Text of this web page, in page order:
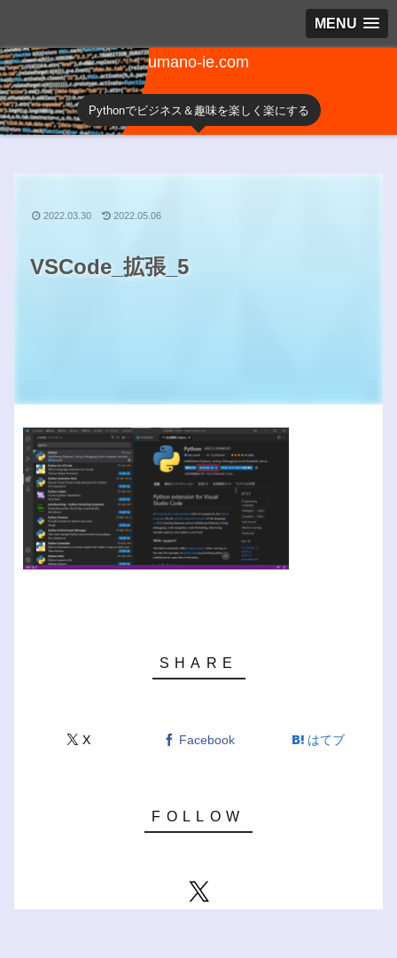
MENU
umano-ie.com
Pythonでビジネス＆趣味を楽しく楽にする
VSCode_拡張_5
2022.03.30 2022.05.06
X Facebook はてブ